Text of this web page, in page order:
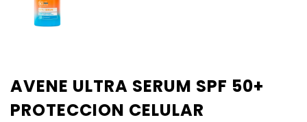
AVENE ULTRA SERUM SPF 50+
PROTECCION CELULAR